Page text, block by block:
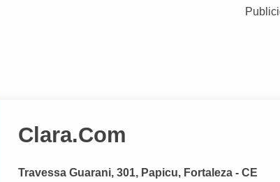
Clara.Com
Travessa Guarani, 301, Papicu, Fortaleza - CE